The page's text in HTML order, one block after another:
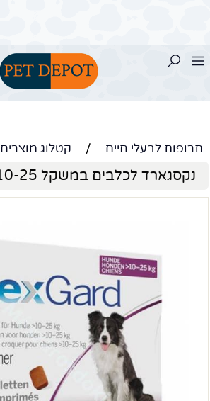
תרופות לבעלי חיים / קטלוג מוצרים
נקסגארד לכלבים במשקל 10-25 ק"ג NexGard